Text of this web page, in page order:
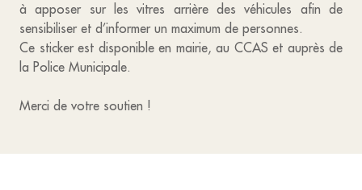
à apposer sur les vitres arrière des véhicules afin de
sensibiliser et d’informer un maximum de personnes.
Ce sticker est disponible en mairie, au CCAS et auprès de
la Police Municipale.
Merci de votre soutien !